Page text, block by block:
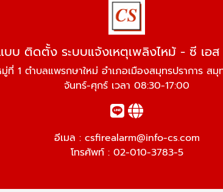
บ ติดตั้ง ระบบแจ้งเหตุเพลิงไหม้ - ซี เอส
ที่ 1 ตำบลแพรกษาใหม่ อำเภอเมืองสมุทรปราการ สมุ
จันทร์-ศุกร์ เวลา 08:30-17:00
อีเมล : csfirealarm@info-cs.com
โทรศัพท์ : 02-010-3783-5